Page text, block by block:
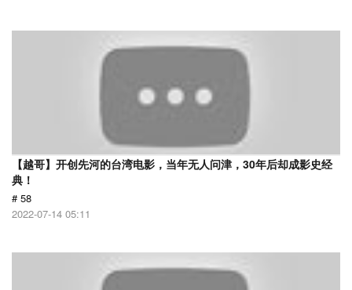
【越哥】开创先河的台湾电影，当年无人问津，30年后却成影史经
典！
# 58
2022-07-14 05:11